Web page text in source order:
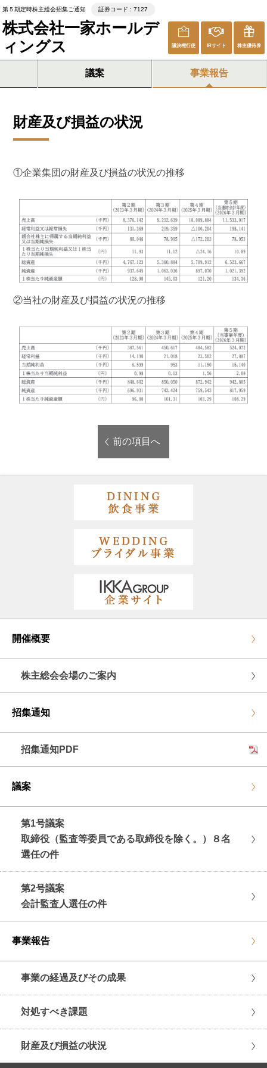
第５期定時株主総会招集ご通知 証券コード : 7127
株式会社一家ホールデ
ィングス
議決権行使 IRサイト 株主優待券
議案 事業報告
財産及び損益の状況
①企業集団の財産及び損益の状況の推移
②当社の財産及び損益の状況の推移
前の項目へ
開催概要
株主総会会場のご案内
招集通知
招集通知PDF
議案
第1号議案
取締役（監査等委員である取締役を除く。）８名
選任の件
第2号議案
会計監査人選任の件
事業報告
事業の経過及びその成果
対処すべき課題
財産及び損益の状況